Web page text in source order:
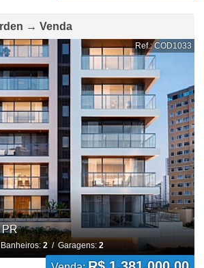
→ Venda
Ref.: COD1033
PR
2/ Garagens: 2